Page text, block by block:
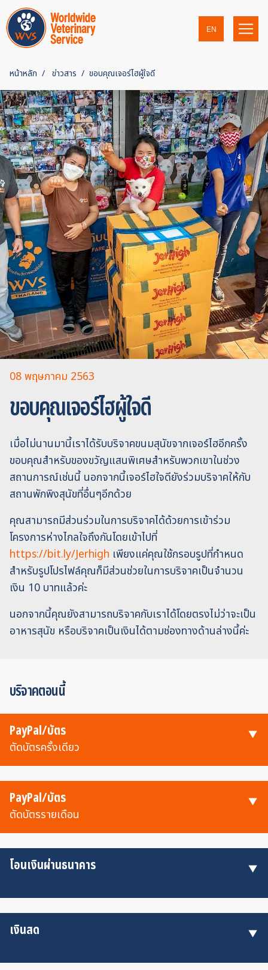
EN
หน้าหลัก ข่าวสาร ขอบคุณเจอร์ไฮผู้ใจดี
08 พฤษภาคม 2563
ขอบคุณเจอร์ไฮผู้ใจดี
เมื่อไม่นานมานี้เราได้รับบริจาคขนมสุนัขจากเจอร์ไฮอีกครั้ง
ขอบคุณสำหรับของขวัญแสนพิเศษสำหรับพวกเขาในช่วง
สถานการณ์เช่นนี้ นอกจากนี้เจอร์ไฮใจดียังร่วมบริจาคให้กับ
สถานพักพิงสุนัขที่อื่นๆอีกด้วย
คุณสามารถมีส่วนร่วมในการบริจาคได้ด้วยการเข้าร่วม
โครงการห่างไกลใจถึงกันโดยเข้าไปที่
https://bit.ly/Jerhigh เพียงแค่คุณใช้กรอบรูปที่กำหนด
สำหรับรูปโปรไฟล์คุณก็มีส่วนช่วยในการบริจาคเป็นจำนวน
เงิน 10 บาทแล้วค่ะ
นอกจากนี้คุณยังสามารถบริจาคกับเราได้โดยตรงไม่ว่าจะเป็น
อาหารสุนัข หรือบริจาคเป็นเงินได้ตามช่องทางด้านล่างนี้ค่ะ
บริจาคตอนนี้
PayPal/บัตร
ตัดบัตรครั้งเดียว
PayPal/บัตร
ตัดบัตรรายเดือน
โอนเงินผ่านธนาคาร
เงินสด